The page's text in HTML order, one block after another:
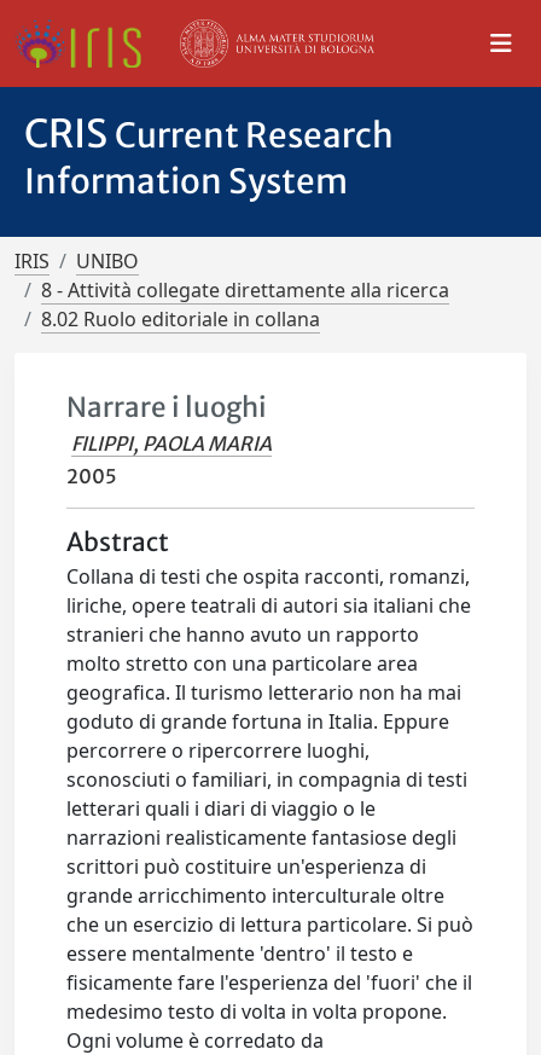
CRIS Current Research
Information System
IRIS
UNIBO
8 - Attività collegate direttamente alla ricerca
8.02 Ruolo editoriale in collana
Narrare i luoghi
FILIPPI, PAOLA MARIA
2005
Abstract
Collana di testi che ospita racconti, romanzi,
liriche, opere teatrali di autori sia italiani che
stranieri che hanno avuto un rapporto
molto stretto con una particolare area
geografica. Il turismo letterario non ha mai
goduto di grande fortuna in Italia. Eppure
percorrere o ripercorrere luoghi,
sconosciuti o familiari, in compagnia di testi
letterari quali i diari di viaggio o le
narrazioni realisticamente fantasiose degli
scrittori può costituire un'esperienza di
grande arricchimento interculturale oltre
che un esercizio di lettura particolare. Si può
essere mentalmente 'dentro' il testo e
fisicamente fare l'esperienza del 'fuori' che il
medesimo testo di volta in volta propone.
Ogni volume è corredato da